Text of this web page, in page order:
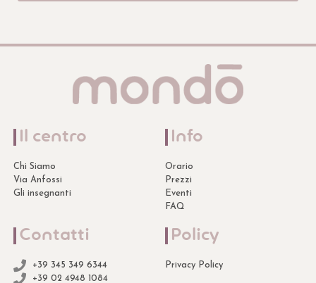
Il centro
Chi Siamo
Via Anfossi
Gli insegnanti
Info
Orario
Prezzi
Eventi
FAQ
Contatti
+39 345 349 6344
+39 02 4948 1084
Policy
Privacy Policy